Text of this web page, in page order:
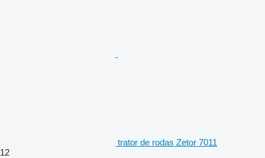
trator de rodas Zetor 7011
12